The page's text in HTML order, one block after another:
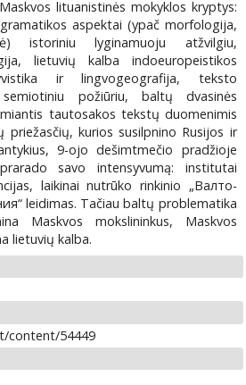
lituanistinės mokyklos kryptys:
aspektai (ypač morfologija,
istoriniu lyginamuoju atžvilgiu,
lietuvių kalba indoeuropeistikos
ir lingvogeografija, teksto
požiūriu, baltų dvasinės
tautosakos tekstų duomenimis
kurios susilpnino Rusijos ir
9-ojo dešimtmečio pradžioje
savo intensyvumą: institutai
laikinai nutrūko rinkinio „Валто-
leidimas. Tačiau baltų problematika
Maskvos mokslininkus, Maskvos
lietuvių kalba.
content/54449